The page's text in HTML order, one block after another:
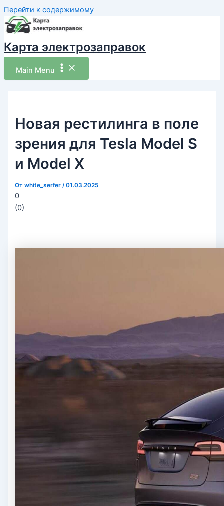
Перейти к содержимому
Карта электрозаправок
Main Menu
Новая рестилинга в поле
зрения для Tesla Model S
и Model X
Отwhite_serfer/01.03.2025
0
(0)